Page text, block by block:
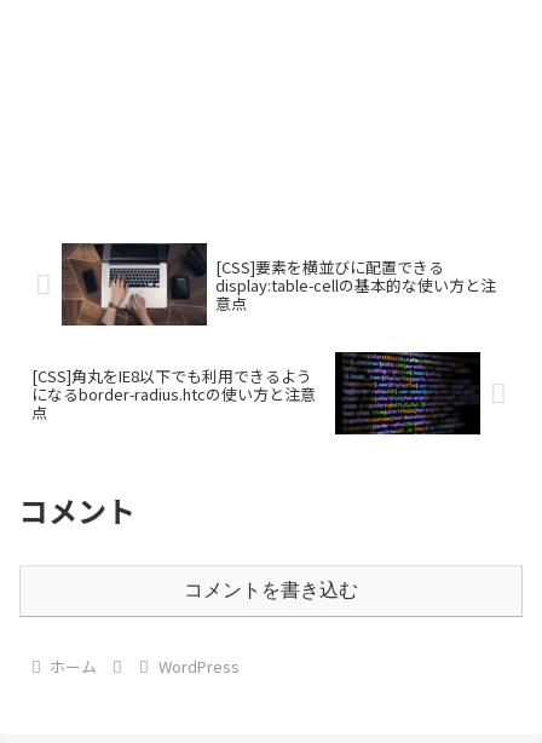
[CSS]要素を横並びに配置できる
display:table-cellの基本的な使い方と注
意点
[CSS]角丸をIE8以下でも利用できるよう
になるborder-radius.htcの使い方と注意
点
コメント
コメントを書き込む
ホーム WordPress